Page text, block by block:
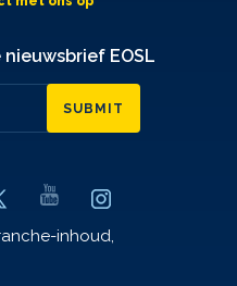
EOSL
SUBMIT
inhoud,